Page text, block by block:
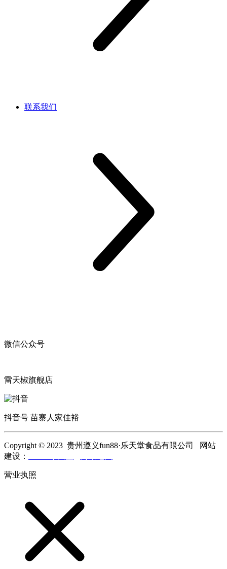
联系我们
微信公众号
雷天椒旗舰店
抖音号 苗寨人家佳裕
Copyright © 2023 贵州遵义fun88·乐天堂食品有限公司 网站
建设：
营业执照